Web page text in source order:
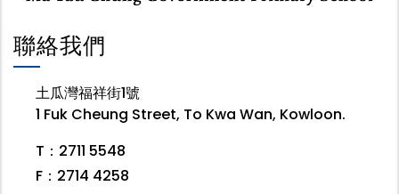
聯絡我們
土瓜灣福祥街1號
1 Fuk Cheung Street, To Kwa Wan, Kowloon.
T：2711 5548
F：2714 4258